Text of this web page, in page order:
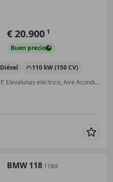
€ 20.900 1
Buen precio
Diésel
110 kW (150 CV)
Airbags laterales, ABS, Alarma, ESP, Elevalunas eléctrico, Aire Acondicionado, Sensor de lluvia, Bluetooth
BMW 118 118d